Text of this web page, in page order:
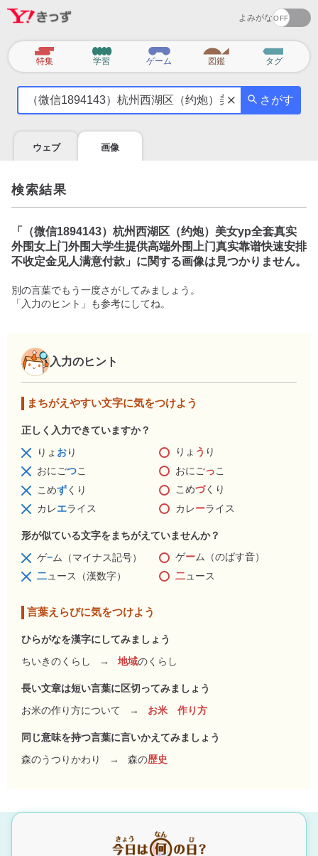
よみがな
カ
テ
特集 学習 ゲーム 図鑑 タグ
気
を
調
べ
よ
う
さがす
ウェブ 画像
検索結果
「
（微信1894143）杭州西湖区（约炮）美女yp全套真实
外围女上门外围大学生提供高端外围上门真实靠谱快速安排
不收定金见人满意付款 」に関する画像は見つかりません。
別の言葉でもう一度さがしてみましょう。
「入力のヒント」も参考にしてね。
入力のヒント
まちがえやすい文字に気をつけよう
正しく入力できていますか？
りょ おり りょ う り
おにごつこ おにごっこ
こめずくり こめづくり
カレエライス カレーライス
形が似ている文字をまちがえていませんか？
ゲ−ム（マイナス記号） ゲーム（のばす音）
二ュース（漢数字） 二ュース
言葉えらびに気をつけよう
ひらがなを漢字にしてみましょう
ちいきのくらし
→ 地域のくらし
長い文章は短い言葉に区切ってみましょう
お米の作り方について
→ お米 作り方
同じ意味を持つ言葉に言いかえてみましょう
森のうつりかわり
→ 森の歴史